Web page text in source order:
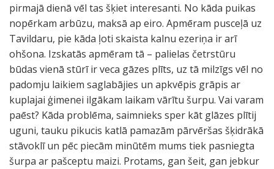
pirmajā dienā vēl tas šķiet interesanti. No kāda puikas
nopērkam arbūzu, maksā ap eiro. Apmēram pusceļā uz
Tavildaru, pie kāda ļoti skaista kalnu ezeriņa ir arī
ohšona. Izskatās apmēram tā – palielas četrstūru
būdas vienā stūrī ir veca gāzes plīts, uz tā milzīgs vēl no
padomju laikiem saglabājies un apkvēpis grāpis ar
kuplajai ģimenei ilgākam laikam vārītu šurpu. Vai varam
paēst? Kāda problēma, saimnieks sper kāt glāzes plītij
uguni, tauku pikucis katlā pamazām pārvēršas šķidrākā
stāvoklī un pēc piecām minūtēm mums tiek pasniegta
šurpa ar pašceptu maizi. Protams, gan šeit, gan jebkur